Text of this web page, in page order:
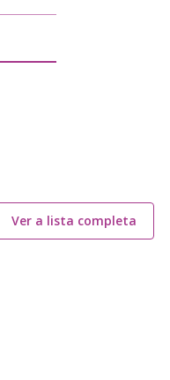
Ver a lista completa